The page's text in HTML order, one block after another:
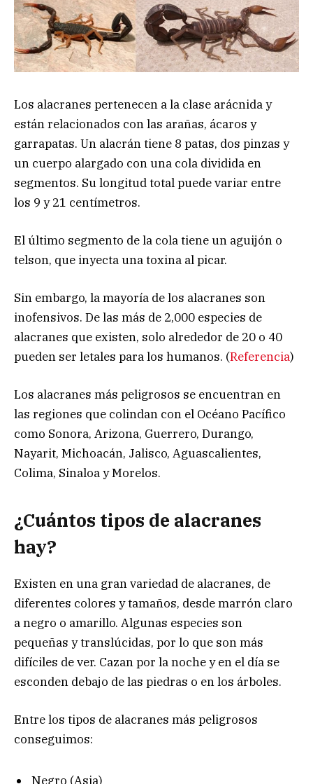
Los alacranes pertenecen a la clase arácnida y
están relacionados con las arañas, ácaros y
garrapatas. Un alacrán tiene 8 patas, dos pinzas y
un cuerpo alargado con una cola dividida en
segmentos. Su longitud total puede variar entre
los 9 y 21 centímetros.
El último segmento de la cola tiene un aguijón o
telson, que inyecta una toxina al picar.
Sin embargo, la mayoría de los alacranes son
inofensivos. De las más de 2,000 especies de
alacranes que existen, solo alrededor de 20 o 40
pueden ser letales para los humanos. (Referencia)
Los alacranes más peligrosos se encuentran en
las regiones que colindan con el Océano Pacífico
como Sonora, Arizona, Guerrero, Durango,
Nayarit, Michoacán, Jalisco, Aguascalientes,
Colima, Sinaloa y Morelos.
¿Cuántos tipos de alacranes
hay?
Existen en una gran variedad de alacranes, de
diferentes colores y tamaños, desde marrón claro
a negro o amarillo. Algunas especies son
pequeñas y translúcidas, por lo que son más
difíciles de ver. Cazan por la noche y en el día se
esconden debajo de las piedras o en los árboles.
Entre los tipos de alacranes más peligrosos
conseguimos:
Negro (Asia)